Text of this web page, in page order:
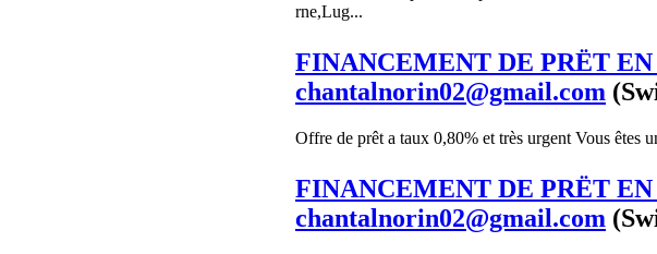
rne,Lug...
FINANCEMENT DE PRËT EN
chantalnorin02@gmail.com
Offre de prêt a taux 0,80% et très urgent Vous êtes
FINANCEMENT DE PRËT EN
chantalnorin02@gmail.com